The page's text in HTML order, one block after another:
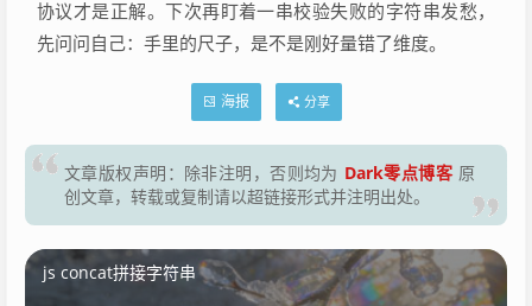
协议才是正解。下次再盯着一串校验失败的字符串发愁，
先问问自己：手里的尺子，是不是刚好量错了维度。
海报 分享
文章版权声明：除非注明，否则均为 Dark零点博客 原
创文章，转载或复制请以超链接形式并注明出处。
js concat拼接字符串